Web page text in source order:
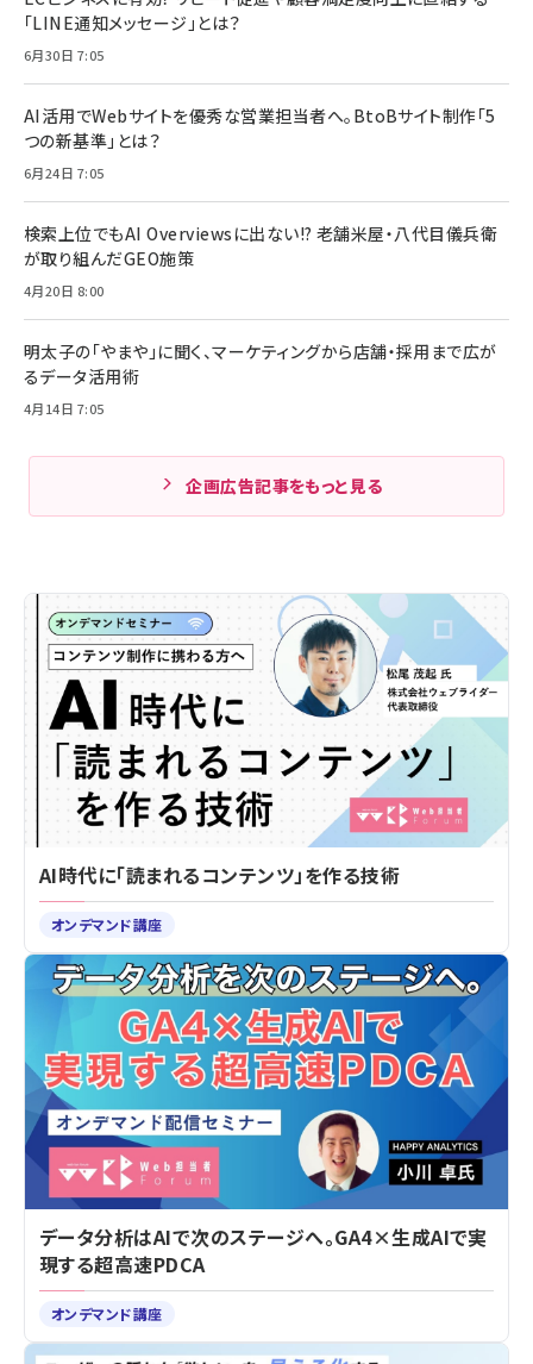
「LINE通知メッセージ」とは？
6月30日 7:05
AI活用でWebサイトを優秀な営業担当者へ。BtoBサイト制作「5
つの新基準」とは？
6月24日 7:05
検索上位でもAI Overviewsに出ない!? 老舗米屋・八代目儀兵衛
が取り組んだGEO施策
4月20日 8:00
明太子の「やまや」に聞く、マーケティングから店舗・採用まで広が
るデータ活用術
4月14日 7:05
企画広告記事をもっと見る
AI時代に「読まれるコンテンツ」を作る技術
オンデマンド講座
データ分析はAIで次のステージへ。GA4×生成AIで実
現する超高速PDCA
オンデマンド講座